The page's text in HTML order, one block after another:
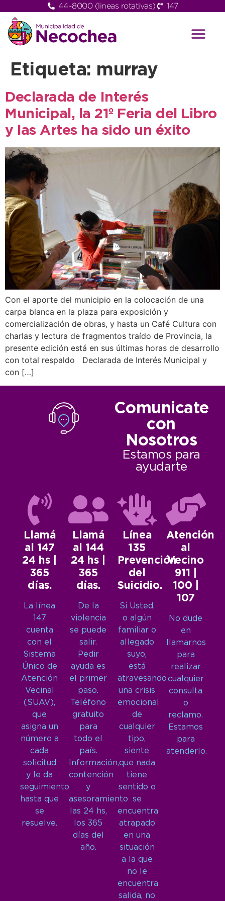
44-8000 (lineas rotativas) 147
Etiqueta: murray
Declarada de Interés
Municipal, la 21º Feria del Libro
y las Artes ha sido un éxito
Con el aporte del municipio en la colocación de una
carpa blanca en la plaza para exposición y
comercialización de obras, y hasta un Café Cultura con
charlas y lectura de fragmentos traído de Provincia, la
presente edición está en sus últimas horas de desarrollo
con total respaldo Declarada de Interés Municipal y
con […]
Comunicate
con
Nosotros
Estamos para
ayudarte
Llamá
al 147
24 hs |
365
días.
La línea
147
cuenta
con el
Sistema
Único de
Atención
Vecinal
(SUAV),
que
asigna un
número a
cada
solicitud
y le da
seguimiento
hasta que
se
resuelve.
Llamá
al 144
24 hs |
365
días.
De la
violencia
se puede
salir.
Pedir
ayuda es
el primer
paso.
Teléfono
gratuito
para
todo el
país.
Información,
contención
y
asesoramiento
las 24 hs,
los 365
días del
año.
Línea
135
Prevención
del
Suicidio.
Si Usted,
o algún
familiar o
allegado
suyo,
está
atravesando
una crisis
emocional
de
cualquier
tipo,
siente
que nada
tiene
sentido o
se
encuentra
atrapado
en una
situación
a la que
no le
encuentra
salida, no
Atención
al
Vecino
911 |
100 |
107
No dude
en
llamarnos
para
realizar
cualquier
consulta
o
reclamo.
Estamos
para
atenderlo.